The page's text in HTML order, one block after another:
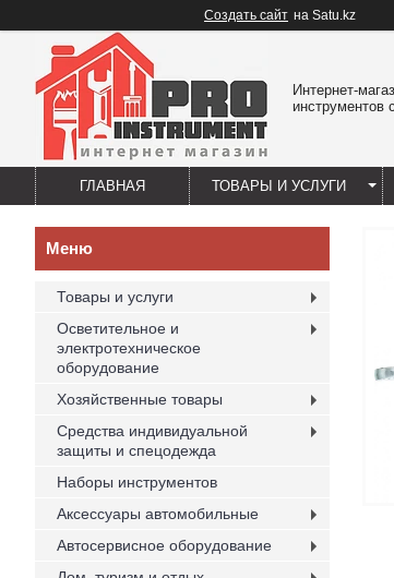
Создать сайт на Satu.kz
Интернет-
инструментов
ГЛАВНАЯ ТОВАРЫ И УСЛУГИ
Товары и услуги
Осветительное и
электротехническое
оборудование
Хозяйственные товары
Средства индивидуальной
защиты и спецодежда
Наборы инструментов
Аксессуары автомобильные
Автосервисное оборудование